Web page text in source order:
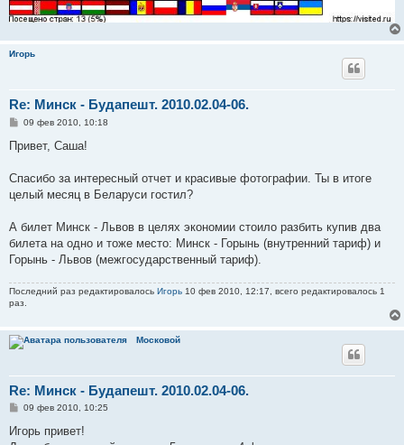
Игорь
Re: Минск - Будапешт. 2010.02.04-06.
С
о
е
и
09 фев 2010, 10:18
Привет, Саша!
Спасибо за интересный отчет и красивые фотографии. Ты в итоге
целый месяц в Беларуси гостил?
А билет Минск - Львов в целях экономии стоило разбить купив два
билета на одно и тоже место: Минск - Горынь (внутренний тариф) и
Горынь - Львов (межгосударственный тариф).
Последний раз редактировалось Игорь 10 фев 2010, 12:17, всего редактировалось 1
раз.
Московой
Re: Минск - Будапешт. 2010.02.04-06.
С
о
09 фев 2010, 10:25
Игорь привет!